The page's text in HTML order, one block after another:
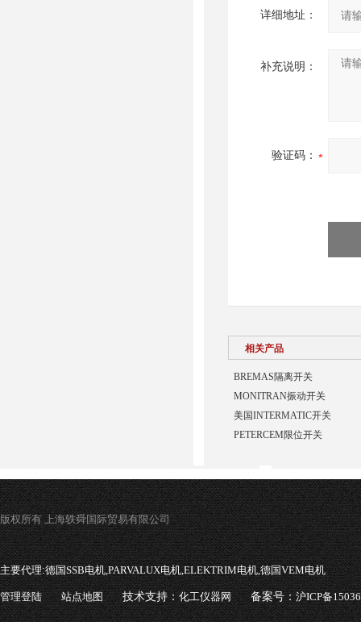
详细地址：
补充说明：
验证码：
相关产品
BREMAS隔离开关
MONITRAN振动开关
美国INTERMATIC开关
PETERCEM限位开关
版权所有 上海轶舜国际贸易有限公司
主要代理:德国SSB电机,PARVALUX电机,ELEKTRIM电机,德国VEM电机
管理登陆 站点地图 技术支持：化工仪器网 备案号：沪ICP备